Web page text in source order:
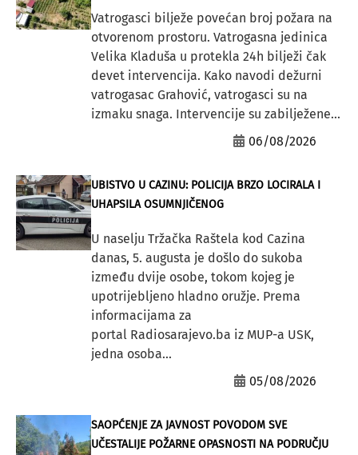
Vatrogasci bilježe povećan broj požara na
otvorenom prostoru. Vatrogasna jedinica
Velika Kladuša u protekla 24h bilježi čak
devet intervencija. Kako navodi dežurni
vatrogasac Grahović, vatrogasci su na
izmaku snaga. Intervencije su zabilježene...
06/08/2026
UBISTVO U CAZINU: POLICIJA BRZO LOCIRALA I
UHAPSILA OSUMNJIČENOG
U naselju Tržačka Raštela kod Cazina
danas, 5. augusta je došlo do sukoba
između dvije osobe, tokom kojeg je
upotrijebljeno hladno oružje. Prema
informacijama za
portal Radiosarajevo.ba iz MUP-a USK,
jedna osoba...
05/08/2026
SAOPĆENJE ZA JAVNOST POVODOM SVE
UČESTALIJE POŽARNE OPASNOSTI NA PODRUČJU